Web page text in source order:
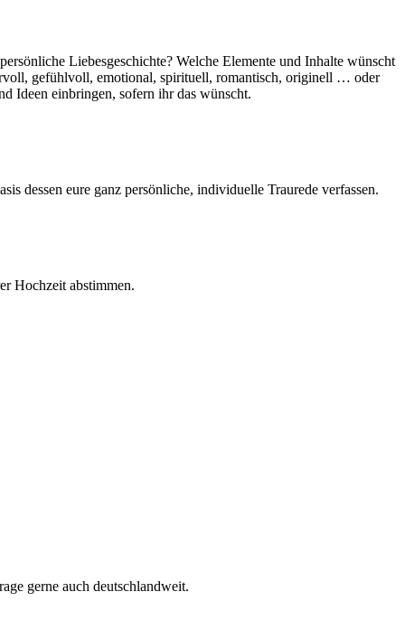
Liebesgeschichte? Welche Elemente und Inhalte wünscht
gefühlvoll, emotional, spirituell, romantisch, originell … oder
Ideen einbringen, sofern ihr das wünscht.
dessen eure ganz persönliche, individuelle Traurede verfassen.
Hochzeit abstimmen.
gerne auch deutschlandweit.